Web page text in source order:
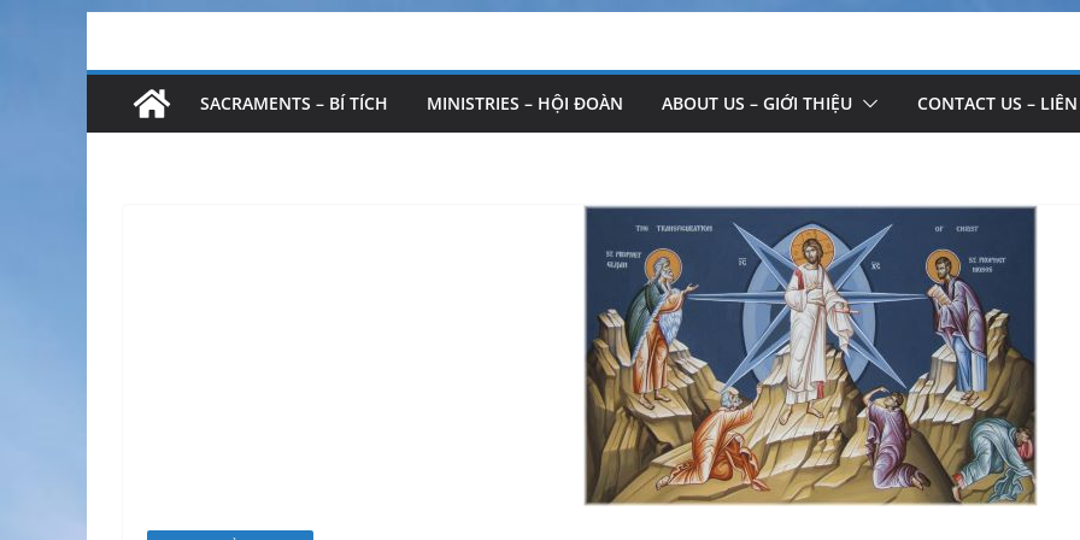
SACRAMENTS – BÍ TÍCH MINISTRIES – HỘI ĐOÀN ABOUT US – GIỚI THIỆU CONTACT US –